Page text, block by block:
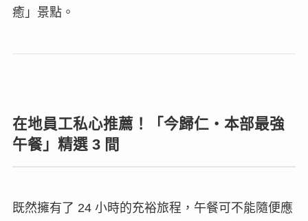
癒」景點。
在地員工私心推薦！「今歸仁・本部最強
午餐」精選 3 間
既然擁有了 24 小時的充裕旅程，午餐可不能隨便應